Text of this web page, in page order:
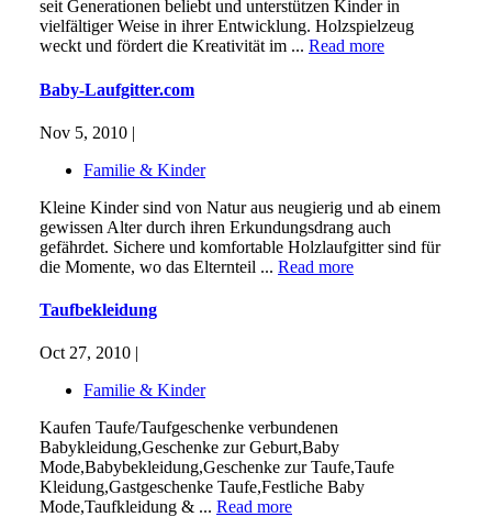
seit Generationen beliebt und unterstützen Kinder in
vielfältiger Weise in ihrer Entwicklung. Holzspielzeug
weckt und fördert die Kreativität im ... Read more
Baby-Laufgitter.com
Nov 5, 2010 |
Familie & Kinder
Kleine Kinder sind von Natur aus neugierig und ab einem
gewissen Alter durch ihren Erkundungsdrang auch
gefährdet. Sichere und komfortable Holzlaufgitter sind für
die Momente, wo das Elternteil ... Read more
Taufbekleidung
Oct 27, 2010 |
Familie & Kinder
Kaufen Taufe/Taufgeschenke verbundenen
Babykleidung,Geschenke zur Geburt,Baby
Mode,Babybekleidung,Geschenke zur Taufe,Taufe
Kleidung,Gastgeschenke Taufe,Festliche Baby
Mode,Taufkleidung & ... Read more